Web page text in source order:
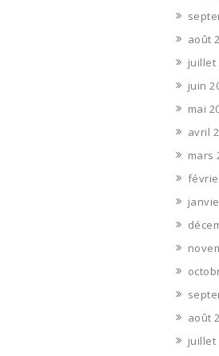
août
juillet
juin
mai
avril
mars
août
juillet